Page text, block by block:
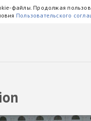
файлы. Продолжая
Пользовательского